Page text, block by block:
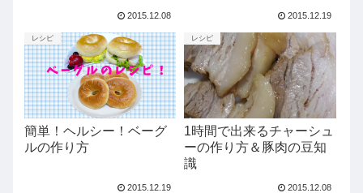
2015.12.08 2015.12.19
レシピ
簡単！ヘルシー！ベーグ
ルの作り方
2015.12.19
レシピ
1時間で出来るチャーシュ
ーの作り方＆豚肉の豆知
識
2015.12.08